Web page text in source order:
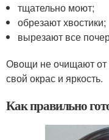
тщательно моют;
обрезают хвостики;
вырезают все
Овощи не очищают от
свой окрас и яркость.
Как правильно